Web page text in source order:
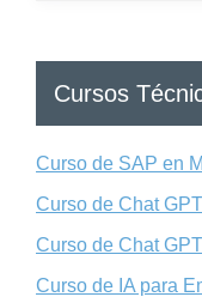
Cursos
Curso de SAP en
Curso de Chat
Curso de Chat
Curso de IA para